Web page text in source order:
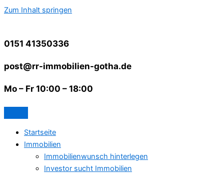
Zum Inhalt springen
0151 41350336
post@rr-immobilien-gotha.de
Mo – Fr 10:00 – 18:00
Startseite
Immobilien
Immobilienwunsch hinterlegen
Investor sucht Immobilien